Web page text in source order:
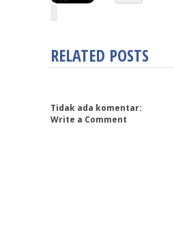
RELATED POSTS
Tidak ada komentar:
Write a Comment